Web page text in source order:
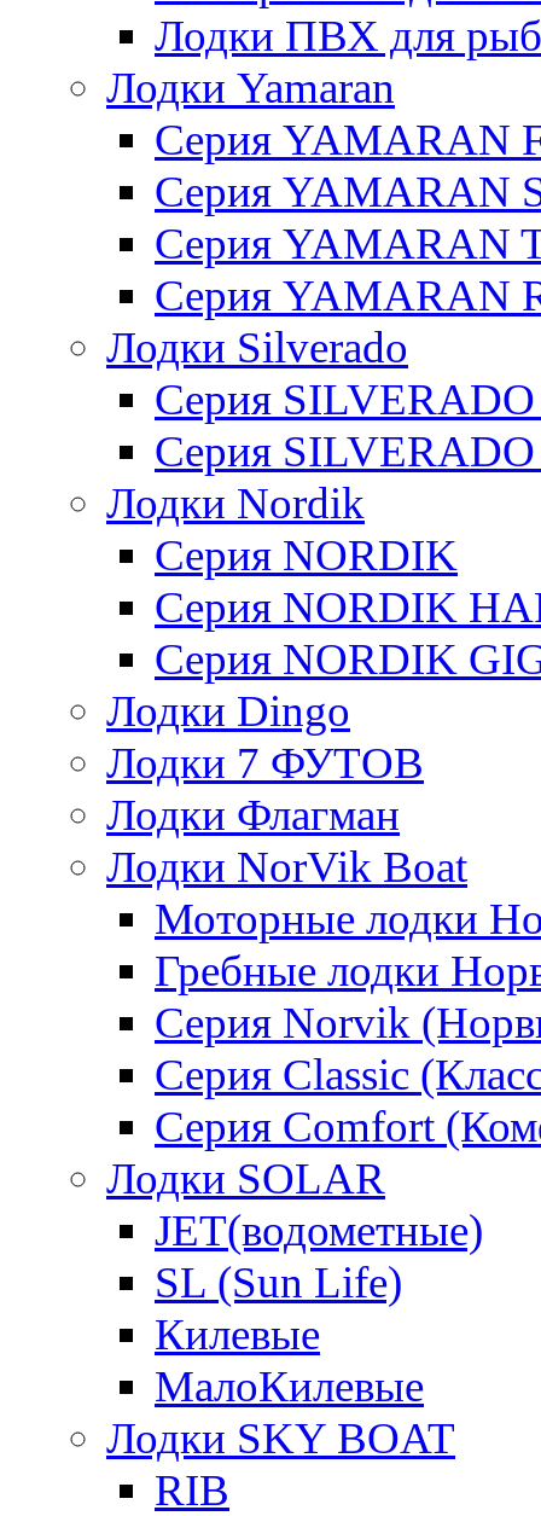
Лодки ПВХ для
Лодки Yamaran
Серия YAMARAN
Серия YAMARAN
Серия YAMARAN
Серия YAMARAN
Лодки Silverado
Серия
Серия SILVERADO
Лодки Nordik
Серия NORDIK
Серия NORDIK
Серия NORDIK
Лодки Dingo
Лодки 7 ФУТОВ
Лодки Флагман
Лодки NorVik Boat
Моторные лодки
Гребные лодки
Серия Norvik
Серия Classic
Серия Comfort
Лодки SOLAR
JET(водометные)
SL (Sun Life)
Килевые
МалоКилевые
Лодки SKY BOAT
RIB